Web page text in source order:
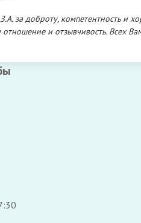
за доброту, компетентность и
отношение и отзывчивость. Всех